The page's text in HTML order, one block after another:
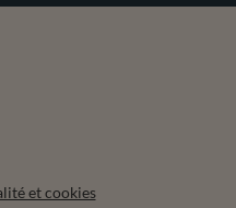
et cookies